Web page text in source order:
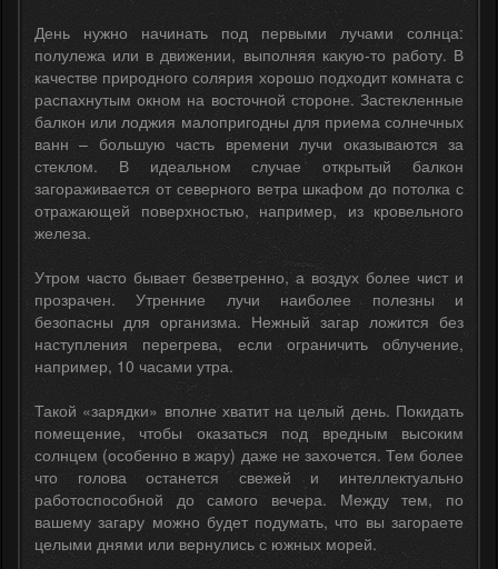
День нужно начинать под первыми лучами солнца:
полулежа или в движении, выполняя какую-то работу. В
качестве природного солярия хорошо подходит комната с
распахнутым окном на восточной стороне. Застекленные
балкон или лоджия малопригодны для приема солнечных
ванн – большую часть времени лучи оказываются за
стеклом. В идеальном случае открытый балкон
загораживается от северного ветра шкафом до потолка с
отражающей поверхностью, например, из кровельного
железа.
Утром часто бывает безветренно, а воздух более чист и
прозрачен. Утренние лучи наиболее полезны и
безопасны для организма. Нежный загар ложится без
наступления перегрева, если ограничить облучение,
например, 10 часами утра.
Такой «зарядки» вполне хватит на целый день. Покидать
помещение, чтобы оказаться под вредным высоким
солнцем (особенно в жару) даже не захочется. Тем более
что голова останется свежей и интеллектуально
работоспособной до самого вечера. Между тем, по
вашему загару можно будет подумать, что вы загораете
целыми днями или вернулись с южных морей.